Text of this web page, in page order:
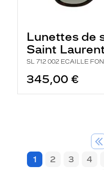
Lunettes de
Saint
SL 712 002 ECAILLE
345,00 €
1 2 3 4